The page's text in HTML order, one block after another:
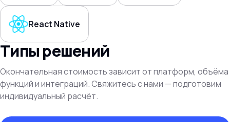
React Native
Типы решений
Окончательная стоимость зависит от платформ, объёма
функций и интеграций. Свяжитесь с нами — подготовим
индивидуальный расчёт.